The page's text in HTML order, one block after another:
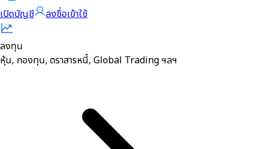
เปิดบัญชี ลงชื่อเข้าใช้
ลงทุน
หุ้น, กองทุน, ตราสารหนี้, Global Trading ฯลฯ